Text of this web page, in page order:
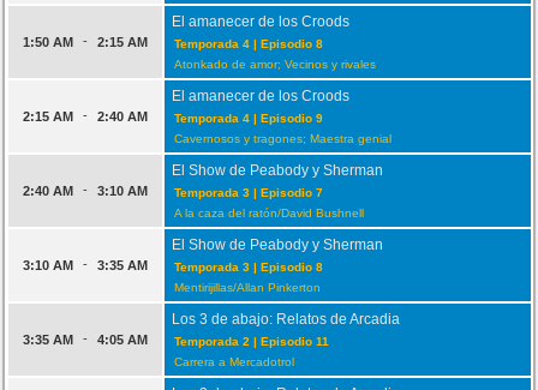
1:50 AM - 2:15 AM
El amanecer de los Croods
Temporada 4 | Episodio 8
Atonkado de amor; Vecinos y rivales
2:15 AM - 2:40 AM
El amanecer de los Croods
Temporada 4 | Episodio 9
Cavernosos y tragones; Maestra genial
2:40 AM - 3:10 AM
El Show de Peabody y Sherman
Temporada 3 | Episodio 7
A la caza del ratón/David Bushnell
3:10 AM - 3:35 AM
El Show de Peabody y Sherman
Temporada 3 | Episodio 8
Mentirijillas/Allan Pinkerton
3:35 AM - 4:05 AM
Los 3 de abajo: Relatos de Arcadia
Temporada 2 | Episodio 11
Carrera a Mercadotrol